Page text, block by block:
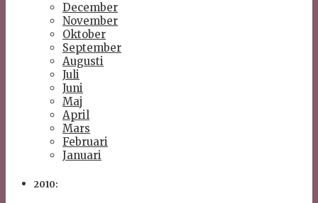
December
November
Oktober
September
Augusti
Juli
Juni
Maj
April
Mars
Februari
Januari
2010: